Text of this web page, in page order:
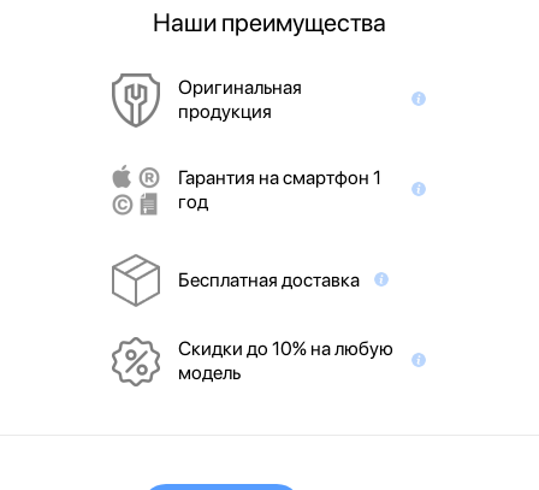
Наши преимущества
Оригинальная
продукция
Гарантия на смартфон 1
год
Бесплатная доставка
Скидки до 10% на любую
модель